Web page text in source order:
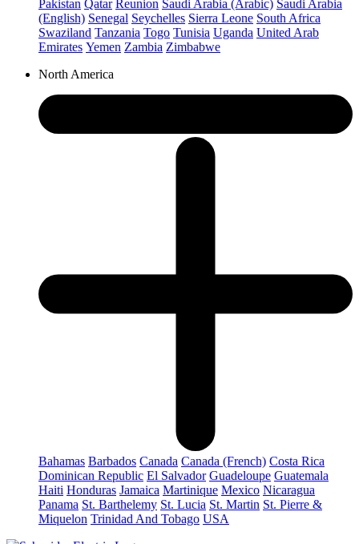
Pakistan Qatar Reunion Saudi Arabia (Arabic) Saudi Arabia
(English) Senegal Seychelles Sierra Leone South Africa
Swaziland Tanzania Togo Tunisia Uganda United Arab
Emirates Yemen Zambia Zimbabwe
North America
Bahamas Barbados Canada Canada (French) Costa Rica
Dominican Republic El Salvador Guadeloupe Guatemala
Haiti Honduras Jamaica Martinique Mexico Nicaragua
Panama St. Barthelemy St. Lucia St. Martin St. Pierre &
Miquelon Trinidad And Tobago USA